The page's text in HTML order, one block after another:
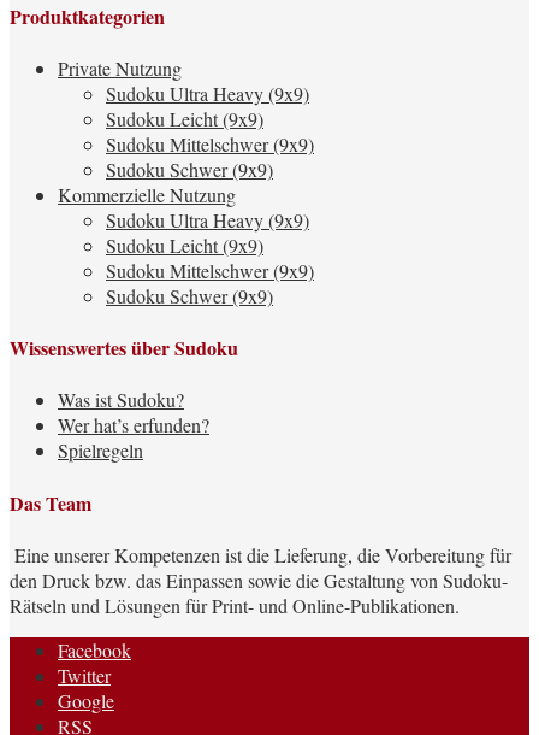
Produktkategorien
Private Nutzung
Sudoku Ultra Heavy (9x9)
Sudoku Leicht (9x9)
Sudoku Mittelschwer (9x9)
Sudoku Schwer (9x9)
Kommerzielle Nutzung
Sudoku Ultra Heavy (9x9)
Sudoku Leicht (9x9)
Sudoku Mittelschwer (9x9)
Sudoku Schwer (9x9)
Wissenswertes über Sudoku
Was ist Sudoku?
Wer hat’s erfunden?
Spielregeln
Das Team
Eine unserer Kompetenzen ist die Lieferung, die Vorbereitung für
den Druck bzw. das Einpassen sowie die Gestaltung von Sudoku-
Rätseln und Lösungen für Print- und Online-Publikationen.
Facebook
Twitter
Google
RSS